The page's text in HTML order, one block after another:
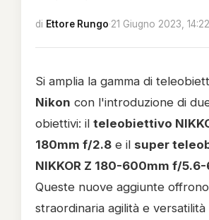
di Ettore Rungo·21 Giugno 2023, 14:22
Si amplia la gamma di
Nikon con l'introduzione di
obiettivi: il teleobiettivo
180mm f/2.8 e il super
NIKKOR Z 180-600mm f/5.6-
Queste nuove aggiunte
straordinaria agilità e